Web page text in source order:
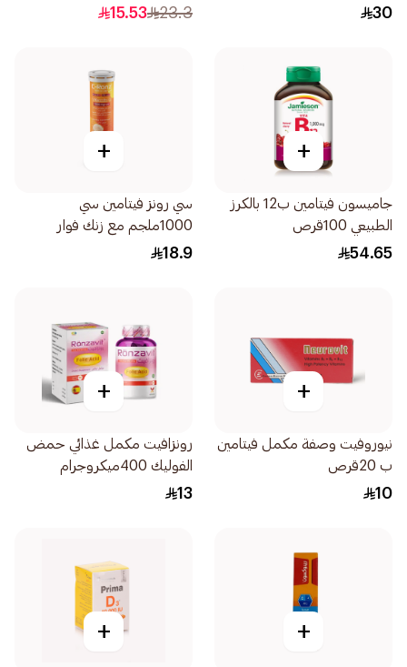
30
23.3
15.53
+
جاميسون فيتامين ب12 بالكرز
الطبيعي 100قرص
54.65
+
سي رونز فيتامين سي
1000ملجم مع زنك فوار
20قرص
18.9
+
نيوروفيت وصفة مكمل فيتامين
ب 20قرص
10
+
رونزافيت مكمل غذائي حمض
الفوليك 400ميكروجرام
60كبسولة
13
+
+